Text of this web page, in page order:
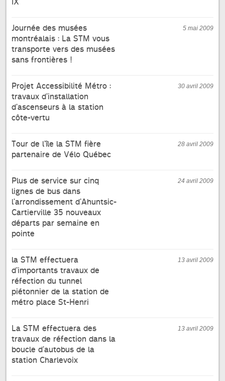
5 mai 2009
Journée des musées
montréalais : La STM vous
transporte vers des musées
sans frontières !
30 avril 2009
Projet Accessibilité Métro :
travaux d’installation
d’ascenseurs à la station
côte-vertu
28 avril 2009
Tour de l’île la STM fière
partenaire de Vélo Québec
24 avril 2009
Plus de service sur cinq
lignes de bus dans
l’arrondissement d’Ahuntsic-
Cartierville 35 nouveaux
départs par semaine en
pointe
13 avril 2009
la STM effectuera
d’importants travaux de
réfection du tunnel
piétonnier de la station de
métro place St-Henri
13 avril 2009
La STM effectuera des
travaux de réfection dans la
boucle d’autobus de la
station Charlevoix